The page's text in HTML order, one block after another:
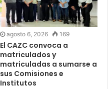
agosto 6, 2026 169
El CAZC convoca a
matriculados y
matriculadas a sumarse a
sus Comisiones e
Institutos